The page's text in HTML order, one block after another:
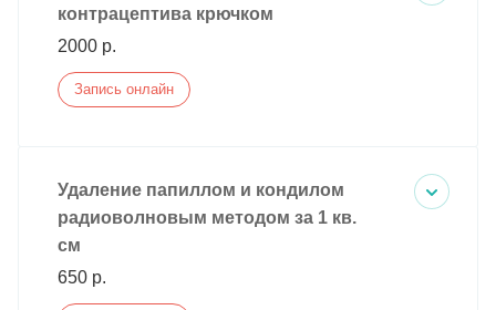
контрацептива крючком
2000 р.
Запись онлайн
Удаление папиллом и кондилом
радиоволновым методом за 1 кв.
см
650 р.